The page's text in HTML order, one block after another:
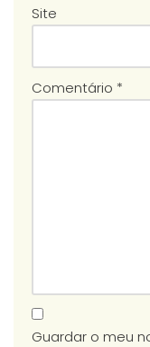
Site
Comentário *
Guardar o meu